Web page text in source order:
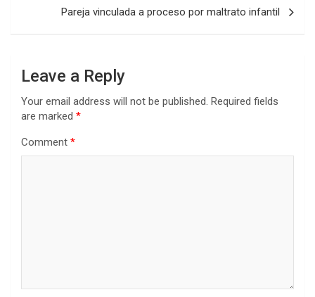
Pareja vinculada a proceso por maltrato infantil
Leave a Reply
Your email address will not be published. Required fields
are marked *
Comment *